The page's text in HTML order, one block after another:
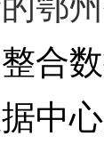
数
中